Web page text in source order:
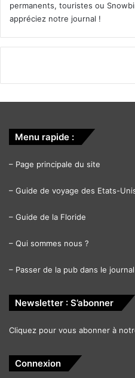
permanents, touristes ou
appréciez notre journal !
Menu rapide :
– Page principale du site
– Guide de voyage des Etats-
– Guide de la Floride
– Qui sommes nous ?
– Passer de la pub dans le journal
Newsletter : S’abonner
Cliquez pour vous abonner à
Connexion